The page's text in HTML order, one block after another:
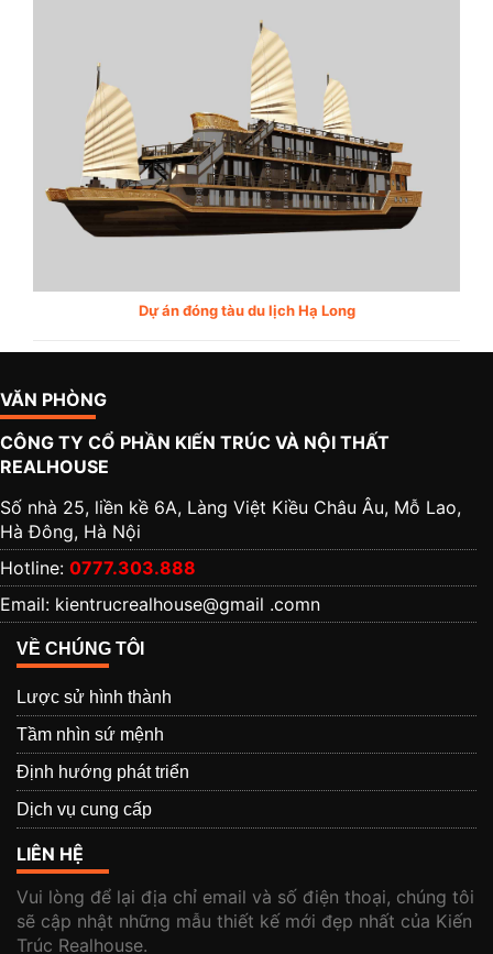
Dự án đóng tàu du lịch Hạ Long
VĂN PHÒNG
CÔNG TY CỔ PHẦN KIẾN TRÚC VÀ NỘI THẤT
REALHOUSE
Số nhà 25, liền kề 6A, Làng Việt Kiều Châu Âu, Mỗ Lao,
Hà Đông, Hà Nội
Hotline: 0777.303.888
Email: kientrucrealhouse@gmail .comn
VỀ CHÚNG TÔI
Lược sử hình thành
Tầm nhìn sứ mệnh
Định hướng phát triển
Dịch vụ cung cấp
LIÊN HỆ
Vui lòng để lại địa chỉ email và số điện thoại, chúng tôi
sẽ cập nhật những mẫu thiết kế mới đẹp nhất của Kiến
Trúc Realhouse.